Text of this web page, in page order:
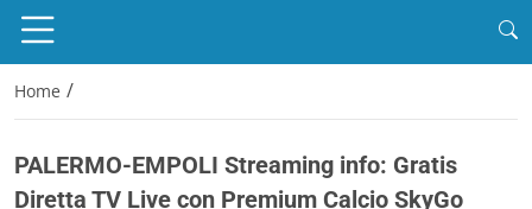
Home /
PALERMO-EMPOLI Streaming info: Gratis
Diretta TV Live con Premium Calcio SkyGo